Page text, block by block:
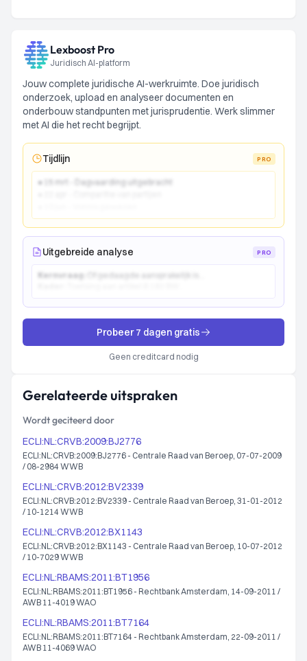
Lexboost Pro
Juridisch AI-platform
Jouw complete juridische AI-werkruimte. Doe juridisch
onderzoek, upload en analyseer documenten en
onderbouw standpunten met jurisprudentie. Werk slimmer
met AI die het recht begrijpt.
Tijdlijn PRO
● 15 mrt - Dagvaarding uitgebracht
Uitgebreide analyse PRO
Kernvraag:
Probeer 7 dagen gratis
Geen creditcard nodig
Gerelateerde uitspraken
Wordt geciteerd door
ECLI:NL:CRVB:2009:BJ2776
ECLI:NL:CRVB:2009:BJ2776 - Centrale Raad van Beroep, 07-07-2009
/ 08-2984 WWB
ECLI:NL:CRVB:2012:BV2339
ECLI:NL:CRVB:2012:BV2339 - Centrale Raad van Beroep, 31-01-2012
/ 10-1214 WWB
ECLI:NL:CRVB:2012:BX1143
ECLI:NL:CRVB:2012:BX1143 - Centrale Raad van Beroep, 10-07-2012
/ 10-7029 WWB
ECLI:NL:RBAMS:2011:BT1956
ECLI:NL:RBAMS:2011:BT1956 - Rechtbank Amsterdam, 14-09-2011 /
AWB 11-4019 WAO
ECLI:NL:RBAMS:2011:BT7164
ECLI:NL:RBAMS:2011:BT7164 - Rechtbank Amsterdam, 22-09-2011 /
AWB 11-4069 WAO